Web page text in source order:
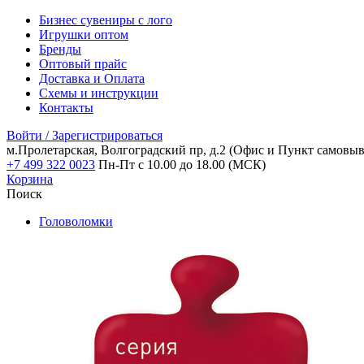
Бизнес сувениры с лого
Игрушки оптом
Бренды
Оптовый прайс
Доставка и Оплата
Схемы и инструкции
Контакты
Войти / Зарегистрироваться
м.Пролетарская, Волгоградский пр, д.2 (Офис и Пункт
+7 499 322 0023 Пн-Пт с 10.00 до 18.00 (МСК)
Корзина
Поиск
Головоломки